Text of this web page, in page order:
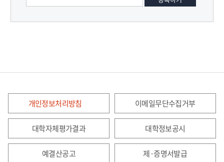
개인정보처리방침 이메일무단수집거부
대학자체평가결과 대학정보공시
예결산공고 제·증명서발급